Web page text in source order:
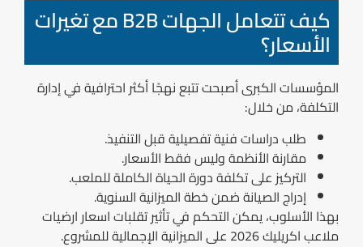
كيف تتعامل الجهات B2B مع تغيرات
الأسعار؟
المؤسسات الكبرى أصبحت تتبع نهجًا أكثر احترافية في إدارة
التكلفة، من خلال:
طلب دراسات فنية تفصيلية قبل التنفيذ.
مقارنة الأنظمة وليس فقط الأسعار.
التركيز على تكلفة دورة الحياة الكاملة للملعب.
إدراج الصيانة ضمن خطة الميزانية السنوية.
بهذا الأسلوب، يمكن التحكم في تأثير تقلبات اسعار ارضيات
ملاعب اكريليك 2026 على الميزانية الإجمالية للمشروع.